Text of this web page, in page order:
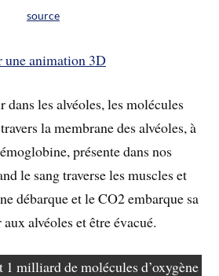
source
une animation 3D
dans les alvéoles, les molécules
la membrane des alvéoles, à
présente dans nos
le sang traverse les muscles et
débarque et le CO2 embarque sa
alvéoles et être évacué.
1 milliard de molécules d’oxygène